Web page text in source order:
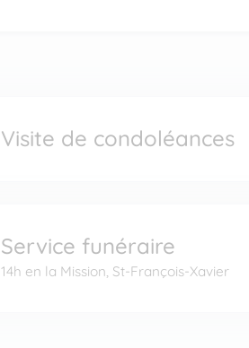
Visite de condoléances
Service funéraire
14h en la Mission, St-François-Xavier